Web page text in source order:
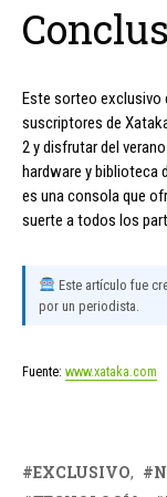
Este sorteo exclusivo
suscriptores de
2 y disfrutar del
hardware y biblioteca
es una consola que
suerte a todos los
Este artículo fue
por un periodista.
Fuente: www.xataka.com
EXCLUSIVO